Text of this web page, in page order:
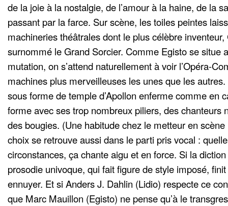
de la joie à la nostalgie, de l’amour à la haine, de la
passant par la farce. Sur scène, les toiles peintes
machineries théâtrales dont le plus célèbre
surnommé le Grand Sorcier. Comme Egisto se situe
mutation, on s’attend naturellement à voir l’Opéra-
machines plus merveilleuses les unes que les
sous forme de temple d’Apollon enferme comme en
forme avec ses trop nombreux piliers, des chanteurs
des bougies. (Une habitude chez le metteur en
choix se retrouve aussi dans le parti pris vocal :
circonstances, ça chante aigu et en force. Si la
prosodie univoque, qui fait figure de style imposé,
ennuyer. Et si Anders J. Dahlin (Lidio) respecte ce
que Marc Mauillon (Egisto) ne pense qu’à le